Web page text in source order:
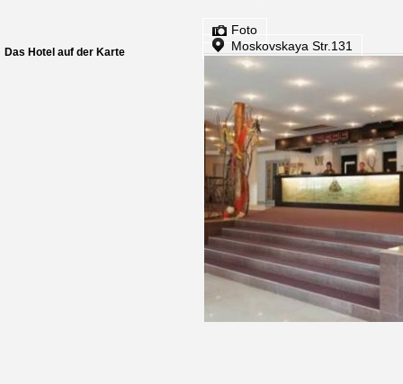
Das Hotel auf der Karte
Foto
Moskovskaya Str.131